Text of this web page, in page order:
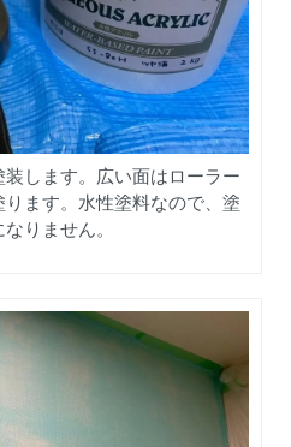
します。広い面はローラー
ます。水性塗料なので、塗
りません。